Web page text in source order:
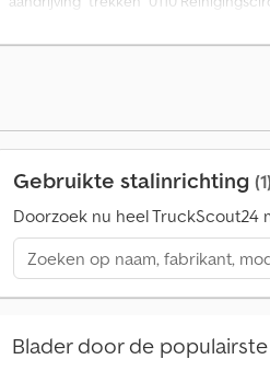
Gebruikte stalinrichting (1)
Doorzoek nu heel TruckScout24
Blader door de